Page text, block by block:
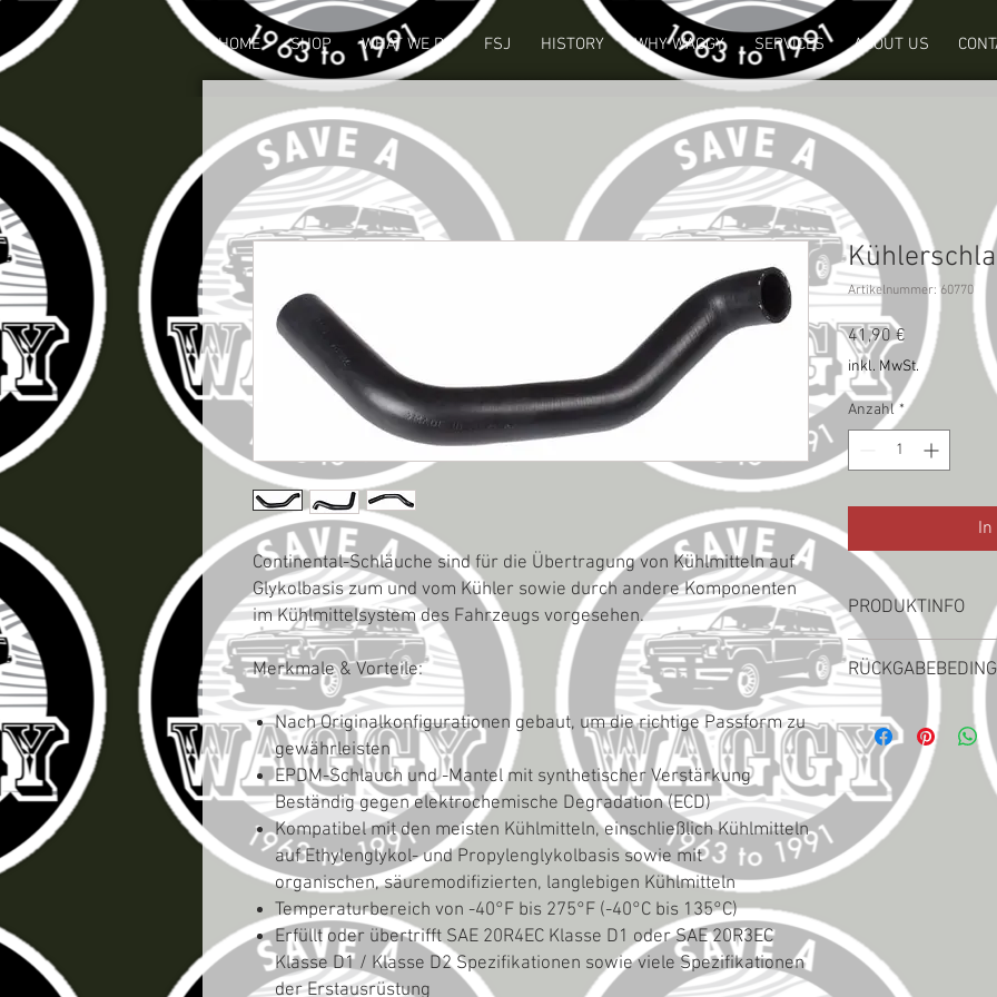
HOME SHOP WHAT WE DO FSJ HISTORY WHY WAGGY SERVICES ABOUT US
Continental-Schläuche sind für die Übertragung von Kühlmitteln auf
Glykolbasis zum und vom Kühler sowie durch andere Komponenten
im Kühlmittelsystem des Fahrzeugs vorgesehen.
Merkmale & Vorteile:
Nach Originalkonfigurationen gebaut, um die richtige Passform zu
gewährleisten
EPDM-Schlauch und -Mantel mit synthetischer Verstärkung
Beständig gegen elektrochemische Degradation (ECD)
Kompatibel mit den meisten Kühlmitteln, einschließlich Kühlmitteln
auf Ethylenglykol- und Propylenglykolbasis sowie mit
organischen, säuremodifizierten, langlebigen Kühlmitteln
Temperaturbereich von -40°F bis 275°F (-40°C bis 135°C)
Erfüllt oder übertrifft SAE 20R4EC Klasse D1 oder SAE 20R3EC
Klasse D1 / Klasse D2 Spezifikationen sowie viele Spezifikationen
der Erstausrüstung
Artikelnummer: 60770
41,90 € Preis
inkl. MwSt.
Anzahl *
In
PRODUKTINFO
obere
Wartungstipp:
mit Ihren Händen und
Unregelmäßigkeiten;
weich, schwammig
für Rückgaben. Falls
Originalzustand
jeglichen Wertverlust